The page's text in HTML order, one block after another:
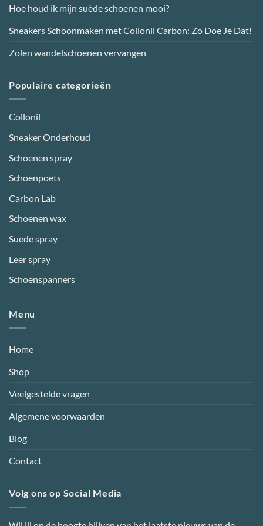
Hoe houd ik mijn suède schoenen mooi?
Sneakers Schoonmaken met Collonil Carbon: Zo Doe Je Dat!
Zolen wandelschoenen vervangen
Populaire categorieën
Collonil
Sneaker Onderhoud
Schoenen spray
Schoenpoets
Carbon Lab
Schoenen wax
Suede spray
Leer spray
Schoenspanners
Menu
Home
Shop
Veelgestelde vragen
Algemene voorwaarden
Blog
Contact
Volg ons op Social Media